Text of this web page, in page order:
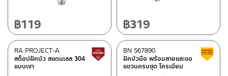
฿119 ฿319
สต็อปฝักบัว สแตนเลส 304
แบบเงา
RA PROJECT-A สินค้าปรับราคาลดลง
ฝักบัวมือ พร้อมสายและขอ
แขวนครบชุด โครเมียม
BN 567890